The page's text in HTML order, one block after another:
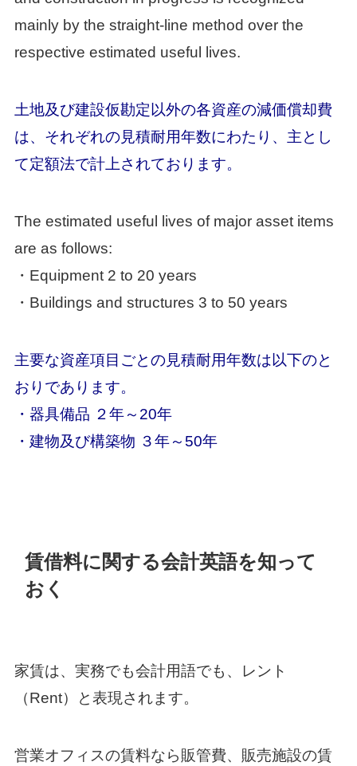
mainly by the straight-line method over the
respective estimated useful lives.
土地及び建設仮勘定以外の各資産の減価償却費
は、それぞれの見積耐用年数にわたり、主とし
て定額法で計上されております。
The estimated useful lives of major asset items
are as follows:
・Equipment 2 to 20 years
・Buildings and structures 3 to 50 years
主要な資産項目ごとの見積耐用年数は以下のと
おりであります。
・器具備品 ２年～20年
・建物及び構築物 ３年～50年
賃借料に関する会計英語を知って
おく
家賃は、実務でも会計用語でも、レント
（Rent）と表現されます。
営業オフィスの賃料なら販管費、販売施設の賃